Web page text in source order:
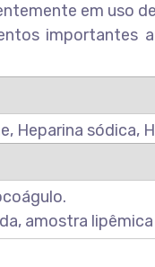
em uso
importantes
Heparina sódica,
amostra